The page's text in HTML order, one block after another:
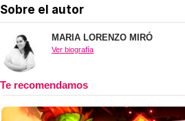
Sobre el autor
MARIA LORENZO MIRÓ
Ver biografía